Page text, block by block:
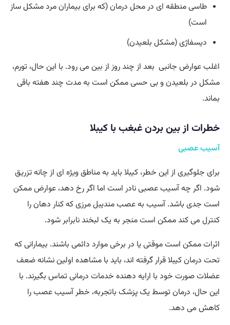
طاسی منطقه ای در محل درمان (که برای بیماران مرد مشکل ‌ساز
است)
دیسفاژی (مشکل بلعیدن)
اغلب عوارض جانبی بعد از چند روز از بین می رود. با این حال، تورم،
مشکل در بلعیدن و بی ‌حسی ممکن است به مدت چند هفته باقی
بماند.
خطرات از بین بردن غبغب با کیبلا
آسیب عصبی
برای جلوگیری از این خطر، کیبلا باید به مناطق ویژه ای از چانه تزریق
شود. اگر چه آسیب عصبی نادر است اما اگر رخ دهد، عوارض ممکن
است جدی باشد. آسیب به عصب مندیبل مرزی که کنار دهان را
کنترل می ‌کند ممکن است منجر به یک لبخند نابرابر شود.
اثرات ممکن است موقتی یا در برخی موارد دائمی باشند. بیمارانی که
تحت درمان کیبلا قرار گرفته ‌اند، باید با مشاهده اولین نشانه ضعف
عضلات صورت خود با ارایه‌ دهنده خدمات درمانی تماس بگیرند. با
این حال، درمان توسط یک پزشک باتجربه، خطر آسیب عصب را
کاهش می دهد.